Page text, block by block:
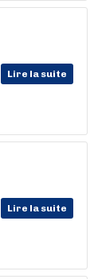
Lire la suite
Lire la suite